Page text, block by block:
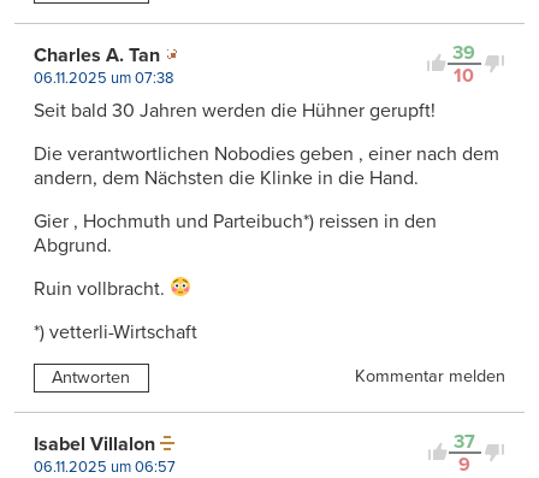
39
10
Charles A. Tan
06.11.2025 um 07:38
Seit bald 30 Jahren werden die Hühner gerupft!
Die verantwortlichen Nobodies geben , einer nach dem
andern, dem Nächsten die Klinke in die Hand.
Gier , Hochmuth und Parteibuch*) reissen in den
Abgrund.
Ruin vollbracht.
*) vetterli-Wirtschaft
Antworten Kommentar melden
37
9
Isabel Villalon
06.11.2025 um 06:57